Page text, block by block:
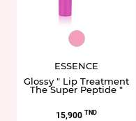
EL959306.05
ESSENCE
Glossy " Lip Treatment
The Super Peptide "
Prix
15,900 TND